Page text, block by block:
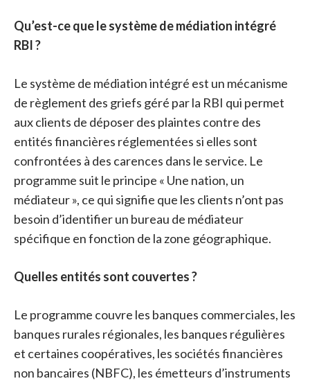
Qu’est-ce que le système de médiation intégré
RBI ?
Le système de médiation intégré est un mécanisme
de règlement des griefs géré par la RBI qui permet
aux clients de déposer des plaintes contre des
entités financières réglementées si elles sont
confrontées à des carences dans le service. Le
programme suit le principe « Une nation, un
médiateur », ce qui signifie que les clients n’ont pas
besoin d’identifier un bureau de médiateur
spécifique en fonction de la zone géographique.
Quelles entités sont couvertes ?
Le programme couvre les banques commerciales, les
banques rurales régionales, les banques régulières
et certaines coopératives, les sociétés financières
non bancaires (NBFC), les émetteurs d’instruments